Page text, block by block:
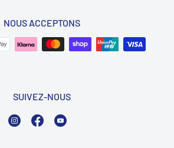
NOUS ACCEPTONS
SUIVEZ-NOUS
InstagramFacebook